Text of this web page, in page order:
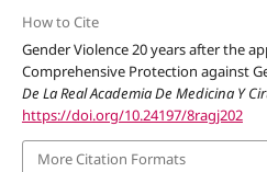
How to Cite
Gender Violence 20 years after the
Comprehensive Protection against
De La Real Academia De Medicina Y
https://doi.org/10.24197/8ragj202
More Citation Formats